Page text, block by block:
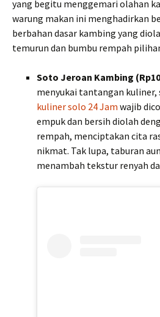
yang begitu menggemari olahan
warung makan ini menghadirkan
berbahan dasar kambing yang
temurun dan bumbu rempah
Soto Jeroan Kambing
menyukai tantangan
kuliner solo 24 Jam wajib
empuk dan bersih diolah
rempah, menciptakan cita
nikmat. Tak lupa, taburan
menambah tekstur renyah